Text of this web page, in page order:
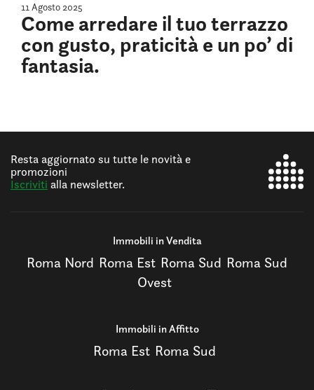
11 Agosto 2025
Come arredare il tuo terrazzo
con gusto, praticità e un po’ di
fantasia.
Resta aggiornato su tutte le novità e
promozioni
Iscriviti alla newsletter.
Immobili in Vendita
Roma Nord Roma Est Roma Sud Roma Sud
Ovest
Immobili in Affitto
Roma Est Roma Sud